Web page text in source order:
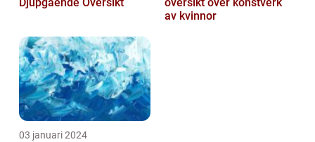
av kvinnor
03 januari 2024